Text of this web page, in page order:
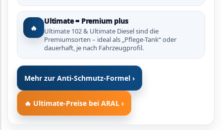
🔥
Ultimate = Premium plus
Ultimate 102 & Ultimate Diesel sind die
Premiumsorten – ideal als „Pflege-Tank“ oder
dauerhaft, je nach Fahrzeugprofil.
Mehr zur Anti-Schmutz-Formel ›
🔥 Ultimate-Preise bei ARAL ›